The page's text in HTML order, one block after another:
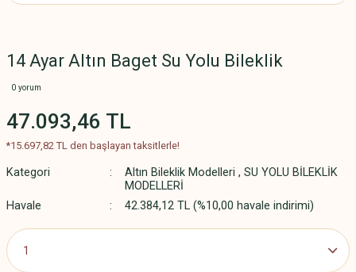
14 Ayar Altın Baget Su Yolu Bileklik
0 yorum
47.093,46 TL
*15.697,82 TL den başlayan taksitlerle!
Kategori Altın Bileklik Modelleri , SU YOLU BİLEKLİK
MODELLERİ
Havale
42.384,12 TL (%10,00 havale indirimi)